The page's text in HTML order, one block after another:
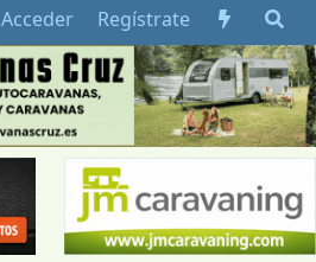
Acceder Regístrate